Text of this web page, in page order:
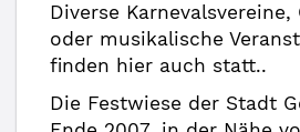
Diverse Karnevalsvereine,
oder musikalische
finden hier auch statt..
Die Festwiese der Stadt